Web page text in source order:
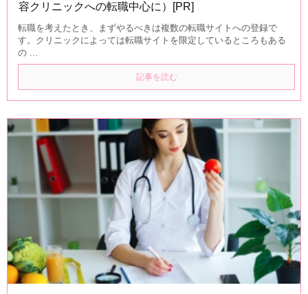
容クリニックへの転職中心に）[PR]
転職を考えたとき、まずやるべきは複数の転職サイトへの登録で
す。クリニックによっては転職サイトを限定しているところもある
の ...
記事を読む